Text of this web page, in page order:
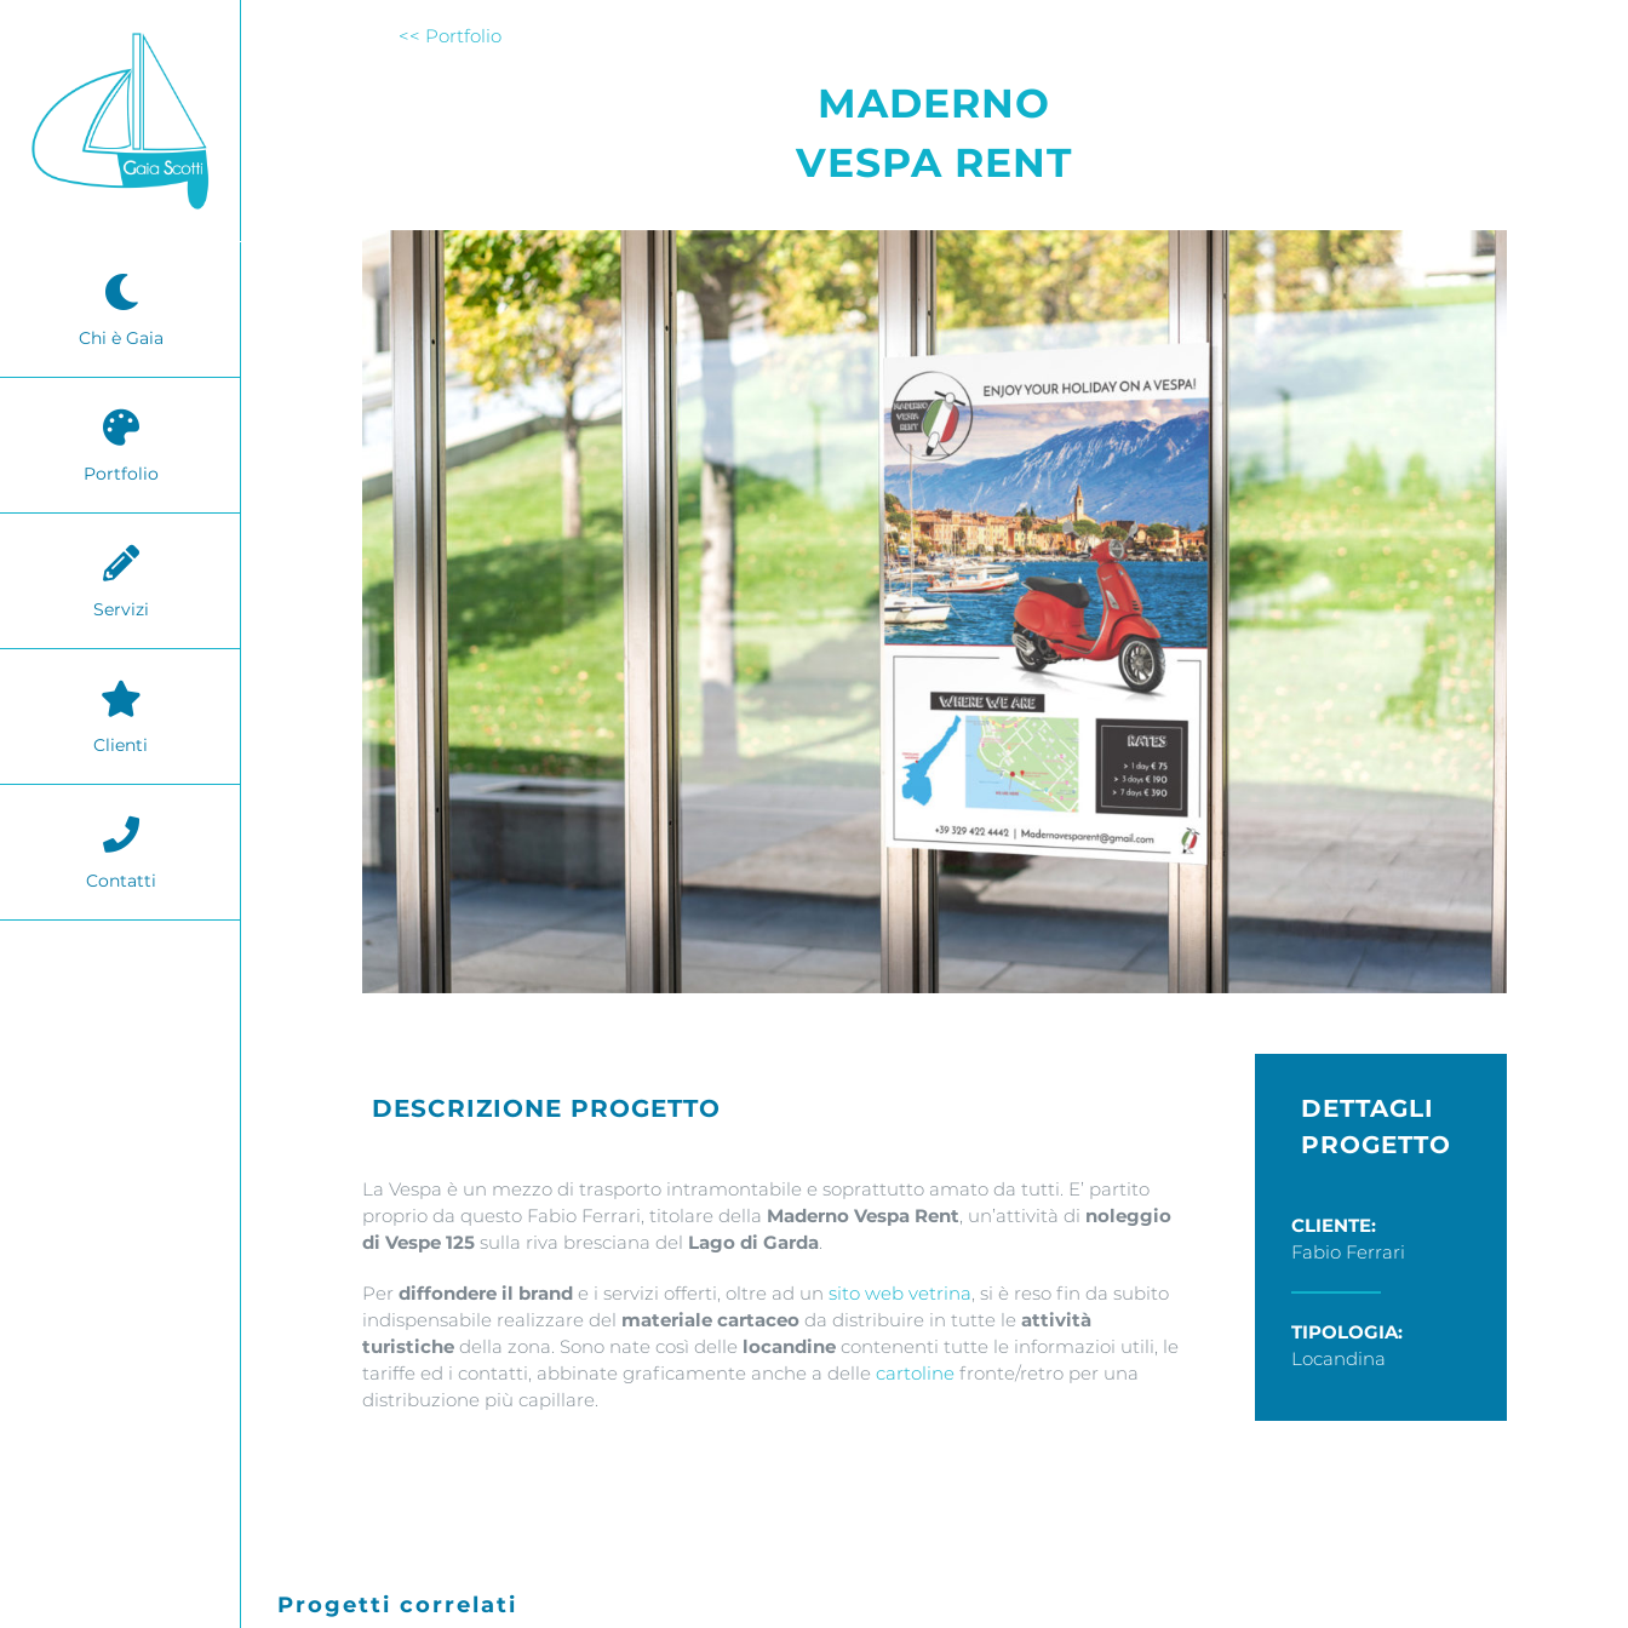
Chi è Gaia
Portfolio
Servizi
Clienti
Contatti
<< Portfolio
MADERNO
VESPA RENT
DESCRIZIONE PROGETTO
La Vespa è un mezzo di trasporto intramontabile e soprattutto amato da tutti. E’ partito
proprio da questo Fabio Ferrari, titolare della Maderno Vespa Rent, un’attività di noleggio
di Vespe 125 sulla riva bresciana del Lago di Garda.
Per diffondere il brand e i servizi offerti, oltre ad un sito web vetrina, si è reso fin da subito
indispensabile realizzare del materiale cartaceo da distribuire in tutte le attività
turistiche della zona. Sono nate così delle locandine contenenti tutte le informazioi utili, le
tariffe ed i contatti, abbinate graficamente anche a delle cartoline fronte/retro per una
distribuzione più capillare.
DETTAGLI
PROGETTO
CLIENTE:
Fabio Ferrari
TIPOLOGIA:
Locandina
Progetti correlati